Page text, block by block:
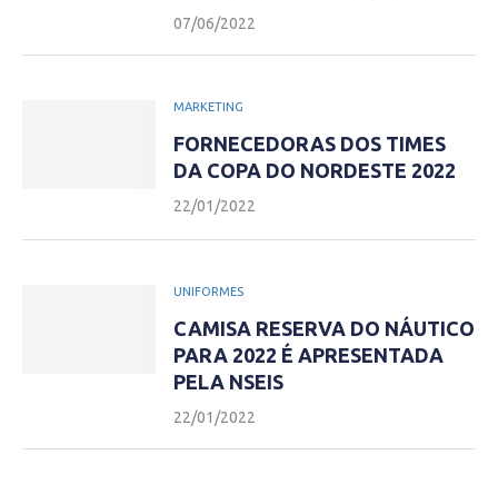
07/06/2022
MARKETING
FORNECEDORAS DOS TIMES
DA COPA DO NORDESTE 2022
22/01/2022
UNIFORMES
CAMISA RESERVA DO NÁUTICO
PARA 2022 É APRESENTADA
PELA NSEIS
22/01/2022